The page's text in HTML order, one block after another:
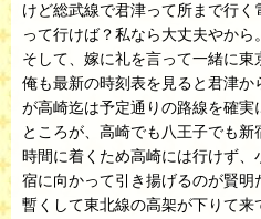
けど総武線で君津って所まで行
って行けば？私なら大丈夫やから
そして、嫁に礼を言って一緒に
俺も最新の時刻表を見ると君津か
が高崎迄は予定通りの路線を確実
ところが、高崎でも八王子でも
時間に着くため高崎には行けず
宿に向かって引き揚げるのが賢明
暫くして東北線の高架が下りて